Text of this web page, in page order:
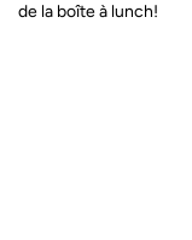
de la boîte à lunch!